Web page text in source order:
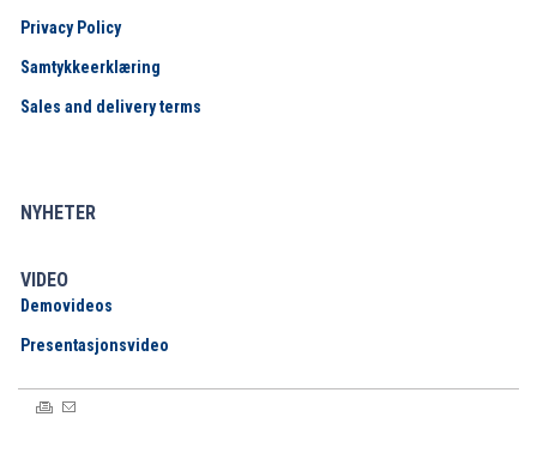
Privacy Policy
Samtykkeerklæring
Sales and delivery terms
NYHETER
VIDEO
Demovideos
Presentasjonsvideo